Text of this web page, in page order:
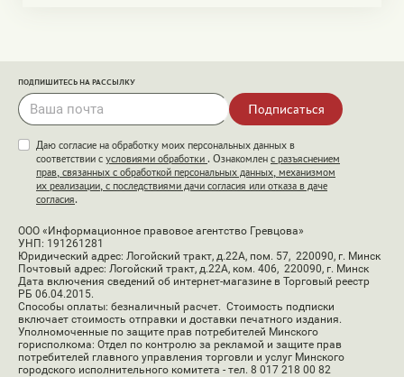
ПОДПИШИТЕСЬ НА РАССЫЛКУ
Подписаться
Даю согласие на обработку моих персональных данных в
соответствии с условиями обработки . Ознакомлен с разъяснением
прав, связанных с обработкой персональных данных, механизмом
их реализации, с последствиями дачи согласия или отказа в даче
согласия.
ООО «Информационное правовое агентство Гревцова»
УНП: 191261281
Юридический адрес: Логойский тракт, д.22А, пом. 57, 220090, г. Минск
Почтовый адрес: Логойский тракт, д.22А, ком. 406, 220090, г. Минск
Дата включения сведений об интернет-магазине в Торговый реестр
РБ 06.04.2015.
Способы оплаты: безналичный расчет. Стоимость подписки
включает стоимость отправки и доставки печатного издания.
Уполномоченные по защите прав потребителей Минского
горисполкома: Отдел по контролю за рекламой и защите прав
потребителей главного управления торговли и услуг Минского
городского исполнительного комитета - тел. 8 017 218 00 82